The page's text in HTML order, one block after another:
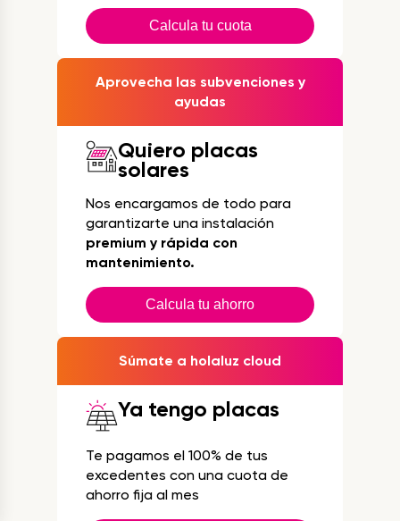
Calcula tu cuota
Aprovecha las subvenciones y
ayudas
Quiero placas
solares
Nos encargamos de todo para
garantizarte una instalación
premium y rápida con
mantenimiento.
Calcula tu ahorro
Súmate a holaluz cloud
Ya tengo placas
Te pagamos el 100% de tus
excedentes con una cuota de
ahorro fija al mes